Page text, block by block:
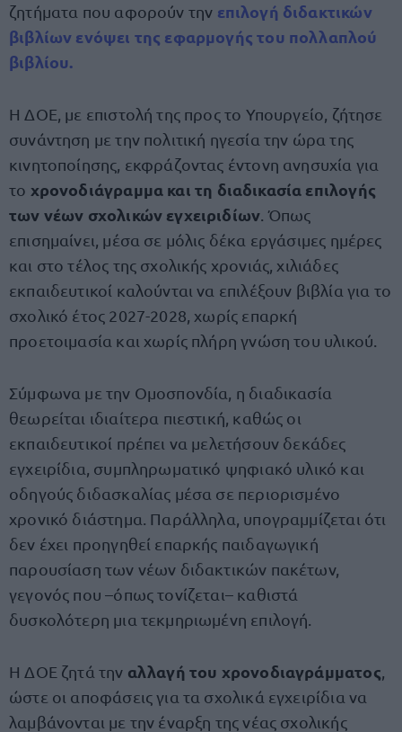
ζητήματα που αφορούν την επιλογή διδακτικών
βιβλίων ενόψει της εφαρμογής του πολλαπλού
βιβλίου.
Η ΔΟΕ, με επιστολή της προς το Υπουργείο, ζήτησε
συνάντηση με την πολιτική ηγεσία την ώρα της
κινητοποίησης, εκφράζοντας έντονη ανησυχία για
το χρονοδιάγραμμα και τη διαδικασία επιλογής
των νέων σχολικών εγχειριδίων . Όπως
επισημαίνει, μέσα σε μόλις δέκα εργάσιμες ημέρες
και στο τέλος της σχολικής χρονιάς, χιλιάδες
εκπαιδευτικοί καλούνται να επιλέξουν βιβλία για το
σχολικό έτος 2027-2028, χωρίς επαρκή
προετοιμασία και χωρίς πλήρη γνώση του υλικού.
Σύμφωνα με την Ομοσπονδία, η διαδικασία
θεωρείται ιδιαίτερα πιεστική, καθώς οι
εκπαιδευτικοί πρέπει να μελετήσουν δεκάδες
εγχειρίδια, συμπληρωματικό ψηφιακό υλικό και
οδηγούς διδασκαλίας μέσα σε περιορισμένο
χρονικό διάστημα. Παράλληλα, υπογραμμίζεται ότι
δεν έχει προηγηθεί επαρκής παιδαγωγική
παρουσίαση των νέων διδακτικών πακέτων,
γεγονός που –όπως τονίζεται– καθιστά
δυσκολότερη μια τεκμηριωμένη επιλογή.
Η ΔΟΕ ζητά την αλλαγή του χρονοδιαγράμματος
ώστε οι αποφάσεις για τα σχολικά εγχειρίδια να
λαμβάνονται με την έναρξη της νέας σχολικής